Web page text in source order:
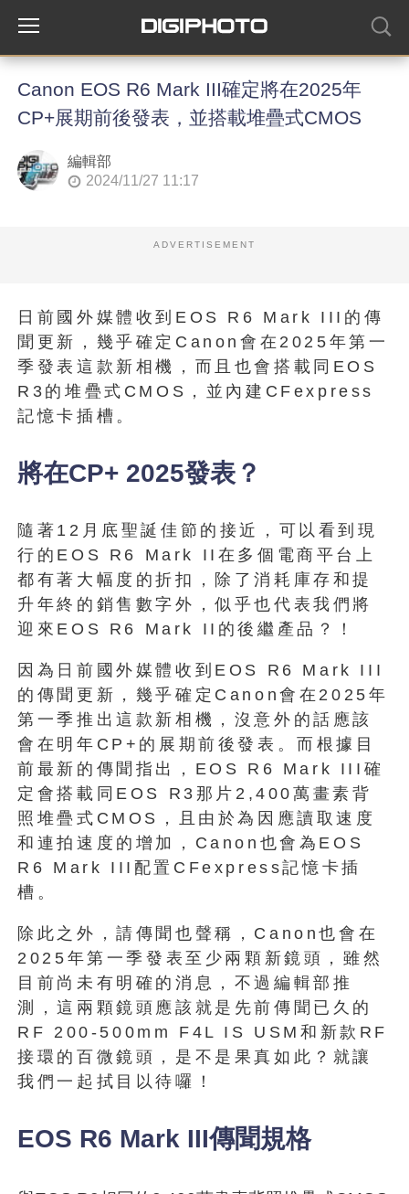
Canon EOS R6 Mark III確定將在2025年
CP+展期前後發表，並搭載堆疊式CMOS
編輯部
2024/11/27 11:17
ADVERTISEMENT
日前國外媒體收到EOS R6 Mark III的傳
聞更新，幾乎確定Canon會在2025年第一
季發表這款新相機，而且也會搭載同EOS
R3的堆疊式CMOS，並內建CFexpress
記憶卡插槽。
將在CP+ 2025發表？
隨著12月底聖誕佳節的接近，可以看到現
行的EOS R6 Mark II在多個電商平台上
都有著大幅度的折扣，除了消耗庫存和提
升年終的銷售數字外，似乎也代表我們將
迎來EOS R6 Mark II的後繼產品？！
因為日前國外媒體收到EOS R6 Mark III
的傳聞更新，幾乎確定Canon會在2025年
第一季推出這款新相機，沒意外的話應該
會在明年CP+的展期前後發表。而根據目
前最新的傳聞指出，EOS R6 Mark III確
定會搭載同EOS R3那片2,400萬畫素背
照堆疊式CMOS，且由於為因應讀取速度
和連拍速度的增加，Canon也會為EOS
R6 Mark III配置CFexpress記憶卡插
槽。
除此之外，請傳聞也聲稱，Canon也會在
2025年第一季發表至少兩顆新鏡頭，雖然
目前尚未有明確的消息，不過編輯部推
測，這兩顆鏡頭應該就是先前傳聞已久的
RF 200-500mm F4L IS USM和新款RF
接環的百微鏡頭，是不是果真如此？就讓
我們一起拭目以待囉！
EOS R6 Mark III傳聞規格